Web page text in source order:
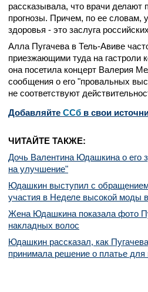
рассказывала, что врачи делают
прогнозы. Причем, по ее словам,
здоровья - это заслуга
Алла Пугачева в Тель-Авиве
приезжающими туда на гастроли
она посетила концерт Валерия
сообщения о его "провальных
не соответствуют
Добавляйте CСб в свои
ЧИТАЙТЕ ТАКЖЕ:
Дочь Валентина Юдашкина о его
на улучшение"
Юдашкин выступил с
участия в Неделе высокой моды
Жена Юдашкина показала фото
накладных волос
Юдашкин рассказал, как
принимала решение о платье для